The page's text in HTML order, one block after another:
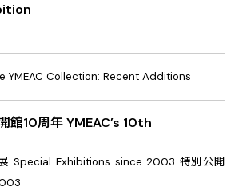
YMEAC Collection: Recent Additions
館10周年YMEAC’s 10th
Special Exhibitions since 2003 特別公開